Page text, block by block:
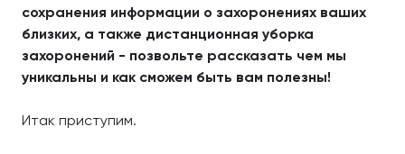
сохранения информации о захоронениях ваших
близких, а также дистанционная уборка
захоронений - позвольте рассказать чем мы
уникальны и как сможем быть вам полезны!
Итак приступим.